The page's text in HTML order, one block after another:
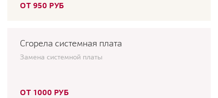
ОТ 950 РУБ
Сгорела системная плата
Замена системной платы
ОТ 1000 РУБ